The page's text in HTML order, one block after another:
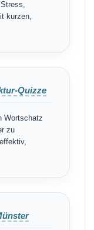
kurzen,
Quizze
Wortschatz
zu